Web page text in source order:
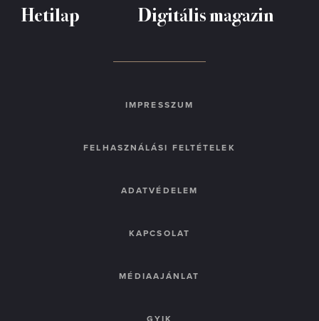
Hetilap Digitális magazin
IMPRESSZUM
FELHASZNÁLÁSI FELTÉTELEK
ADATVÉDELEM
KAPCSOLAT
MÉDIAAJÁNLAT
GYIK